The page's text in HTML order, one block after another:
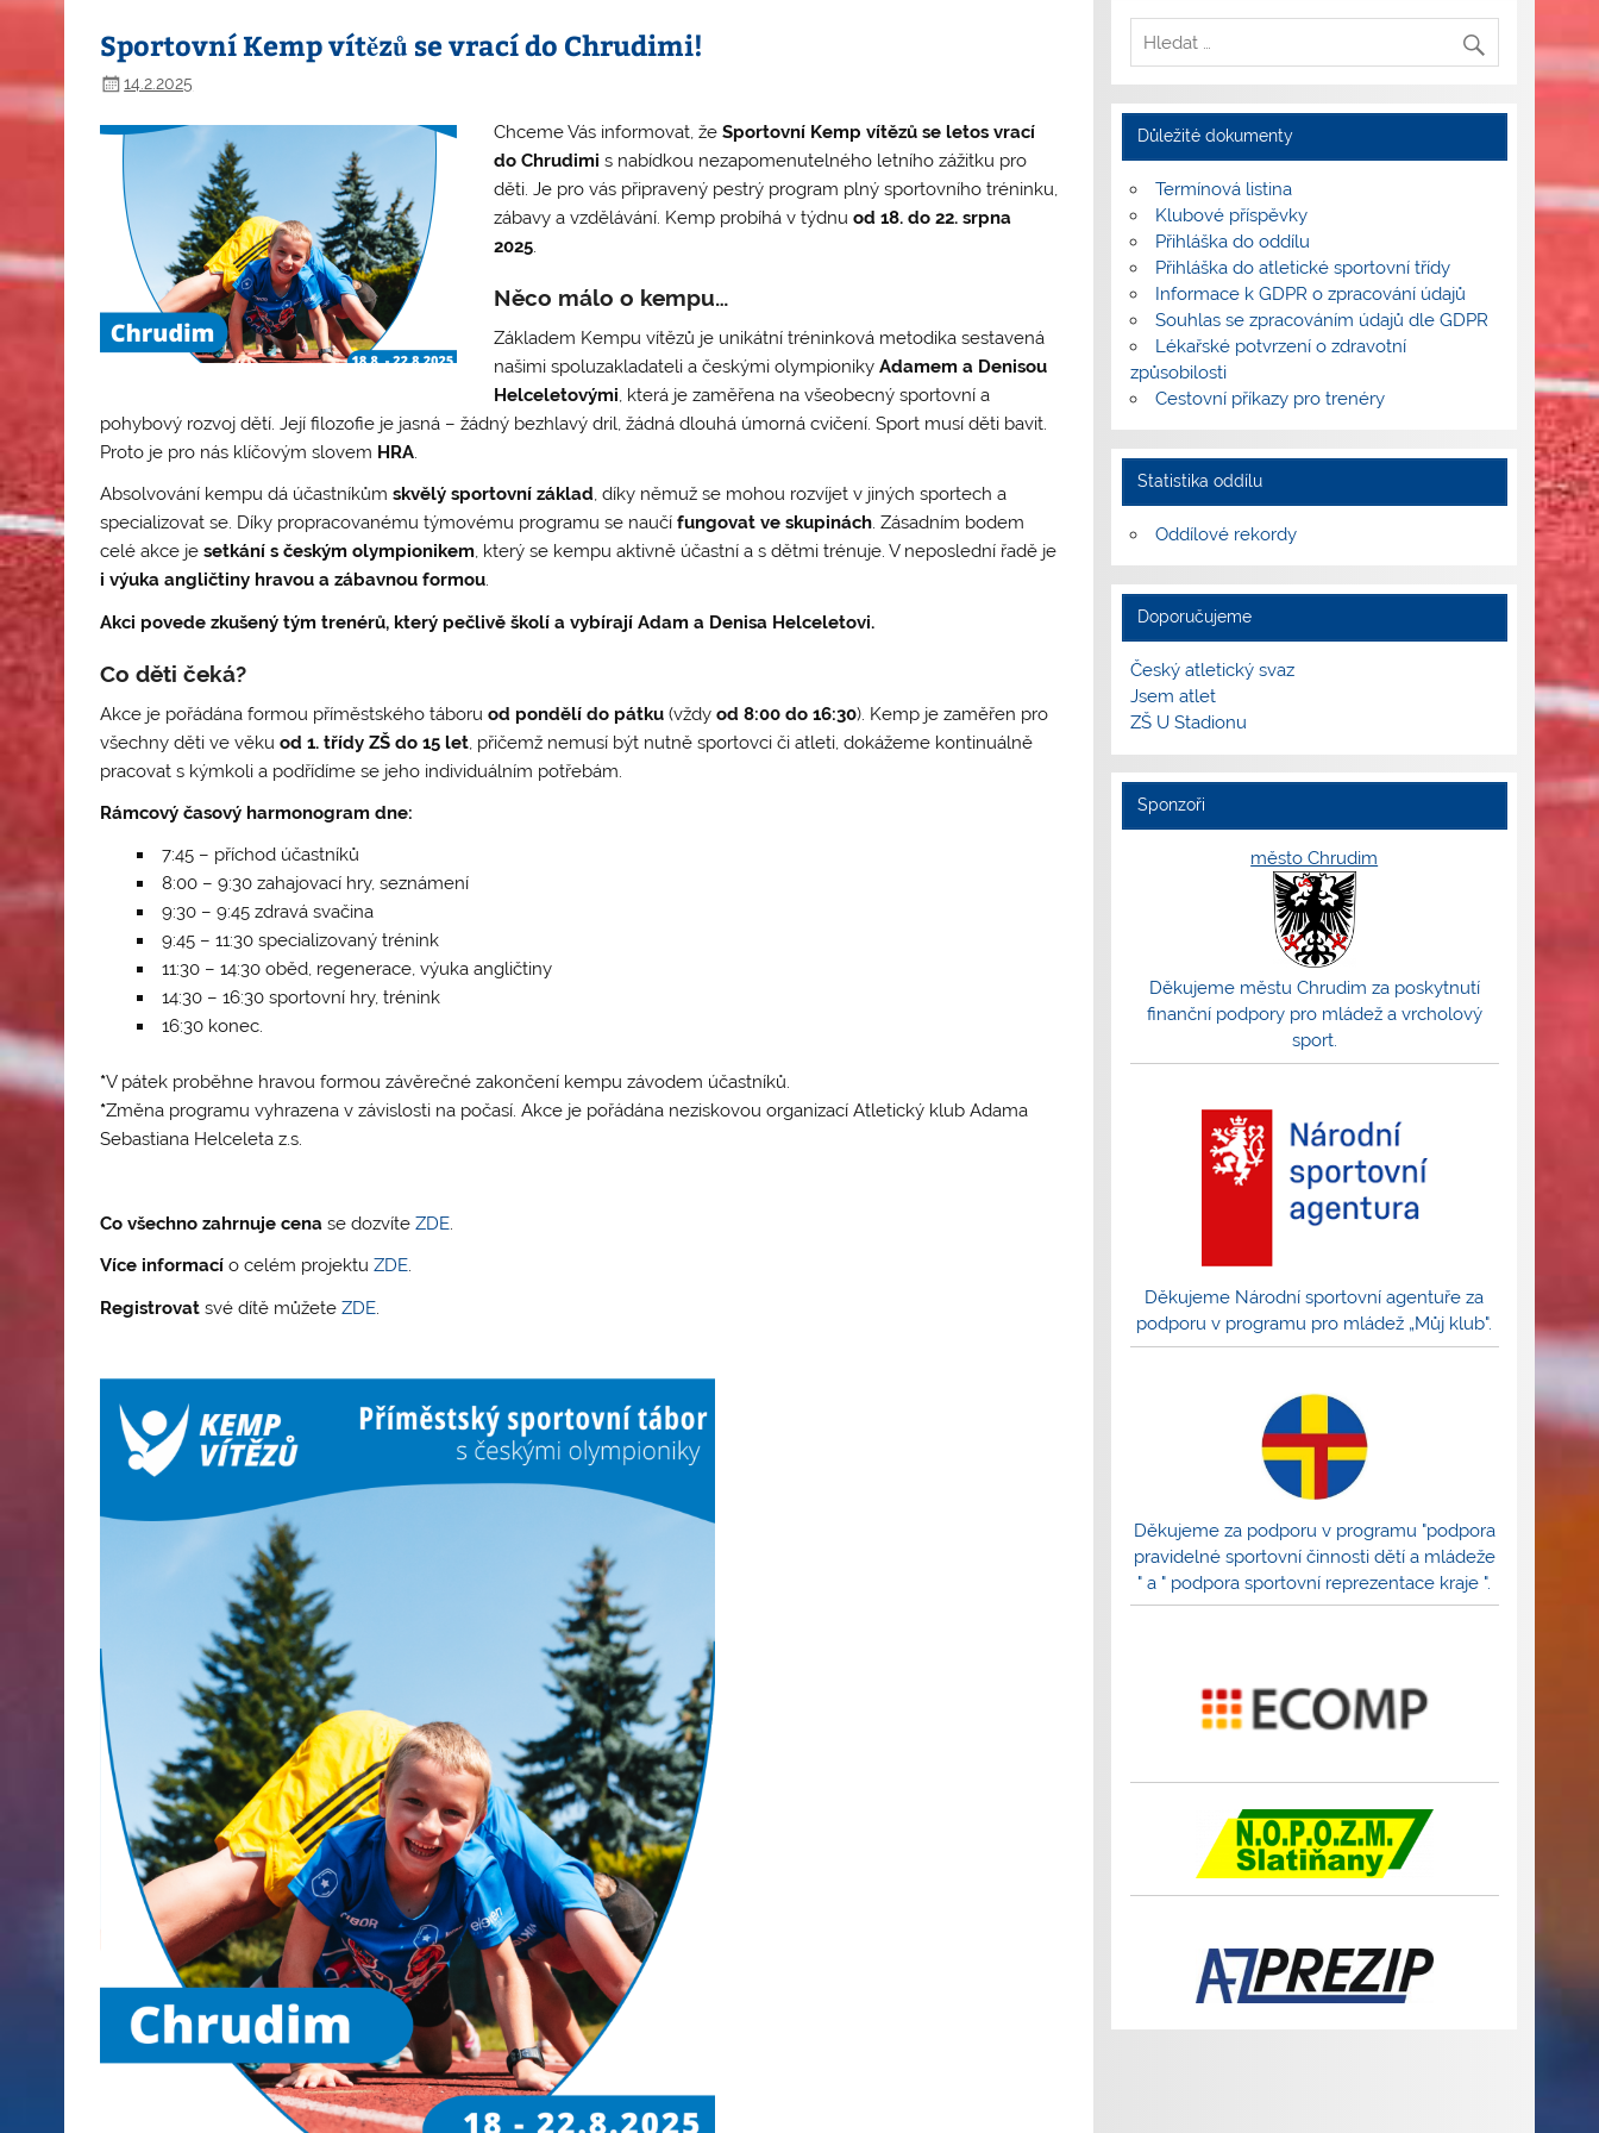
Sportovní Kemp vítězů se vrací do Chrudimi!
14.2.2025
Chceme Vás informovat, že Sportovní Kemp vítězů se letos vrací
do Chrudimi s nabídkou nezapomenutelného letního zážitku pro
děti. Je pro vás připravený pestrý program plný sportovního tréninku,
zábavy a vzdělávání. Kemp probíhá v týdnu od 18. do 22. srpna
2025.
Něco málo o kempu…
Základem Kempu vítězů je unikátní tréninková metodika sestavená
našimi spoluzakladateli a českými olympioniky Adamem a Denisou
Helceletovými, která je zaměřena na všeobecný sportovní a
pohybový rozvoj dětí. Její filozofie je jasná – žádný bezhlavý dril, žádná dlouhá úmorná cvičení. Sport musí děti bavit.
Proto je pro nás klíčovým slovem HRA.
Absolvování kempu dá účastníkůmskvělý sportovní základ, díky němuž se mohou rozvíjet v jiných sportech a
specializovat se. Díky propracovanému týmovému programu se naučífungovat ve skupinách. Zásadním bodem
celé akce jesetkání s českým olympionikem, který se kempu aktivně účastní a s dětmi trénuje. V neposlední řadě je
i výuka angličtiny hravou a zábavnou formou.
Akci povede zkušený tým trenérů, který pečlivě školí a vybírají Adam a Denisa Helceletovi.
Co děti čeká?
Akce je pořádána formou příměstského táboruod pondělí do pátku (vždyod 8:00 do 16:30). Kemp je zaměřen pro
všechny děti ve věkuod 1. třídy ZŠ do 15 let, přičemž nemusí být nutně sportovci či atleti, dokážeme kontinuálně
pracovat s kýmkoli a podřídíme se jeho individuálním potřebám.
Rámcový časový harmonogram dne:
7:45 – příchod účastníků
8:00 – 9:30 zahajovací hry, seznámení
9:30 – 9:45 zdravá svačina
9:45 – 11:30 specializovaný trénink
11:30 – 14:30 oběd, regenerace, výuka angličtiny
14:30 – 16:30 sportovní hry, trénink
16:30 konec.
*V pátek proběhne hravou formou závěrečné zakončení kempu závodem účastníků.
*Změna programu vyhrazena v závislosti na počasí. Akce je pořádána neziskovou organizací Atletický klub Adama
Sebastiana Helceleta z.s.
Co všechno zahrnuje cena se dozvíteZDE.
Více informací o celém projektuZDE.
Registrovat své dítě můžeteZDE.
Důležité dokumenty
Termínová listina
Klubové příspěvky
Přihláška do oddílu
Přihláška do atletické sportovní třídy
Informace k GDPR o zpracování údajů
Souhlas se zpracováním údajů dle GDPR
Lékařské potvrzení o zdravotní
způsobilosti
Cestovní příkazy pro trenéry
Statistika oddílu
Oddílové rekordy
Doporučujeme
Český atletický svaz
Jsem atlet
ZŠ U Stadionu
Sponzoři
město Chrudim
Děkujeme městu Chrudim za poskytnutí
finanční podpory pro mládež a vrcholový
sport.
Děkujeme Národní sportovní agentuře za
podporu v programu pro mládež „Můj klub".
Děkujeme za podporu v programu "podpora
pravidelné sportovní činnosti dětí a mládeže
" a " podpora sportovní reprezentace kraje ".